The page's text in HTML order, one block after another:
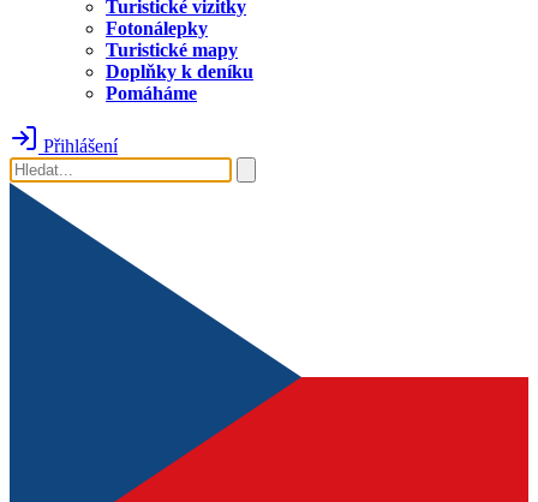
Turistické vizitky
Fotonálepky
Turistické mapy
Doplňky k deníku
Pomáháme
Přihlášení